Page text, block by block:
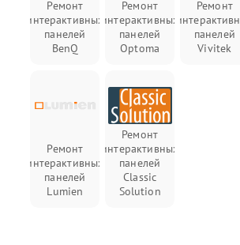
Ремонт
интерактивных
панелей
BenQ
Ремонт
интерактивных
панелей
Optoma
Ремонт
панелей
Vivitek
Ремонт
интерактивных
панелей
Lumien
Ремонт
интерактивных
панелей
Classic
Solution